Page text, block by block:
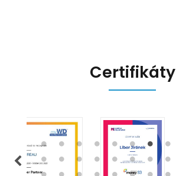
Certifikáty